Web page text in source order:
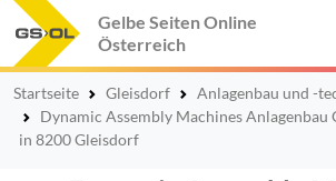
Gelbe Seiten Online
Österreich
Startseite Gleisdorf
Anlagenbau und -
Dynamic Assembly Machines Anlagenbau
in 8200 Gleisdorf